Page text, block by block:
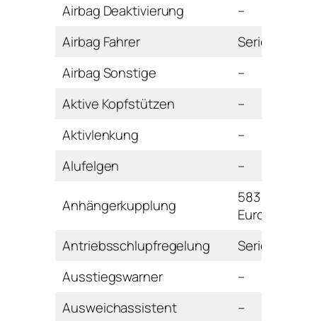
Airbag Deaktivierung
–
Airbag Fahrer
Serie
Airbag Sonstige
–
Aktive Kopfstützen
–
Aktivlenkung
–
Alufelgen
–
Anhängerkupplung
583
Euro
Antriebsschlupfregelung
Serie
Ausstiegswarner
–
Ausweichassistent
–